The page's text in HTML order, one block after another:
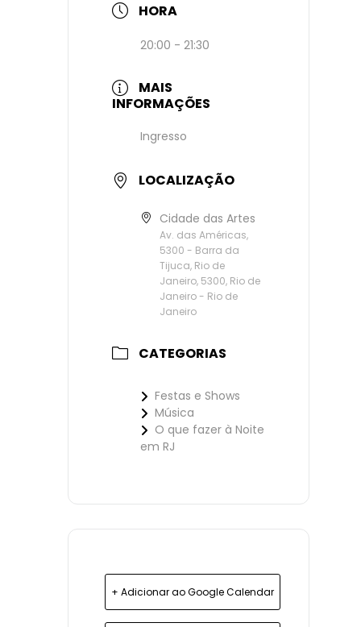
HORA
20:00 - 21:30
MAIS
INFORMAÇÕES
Ingresso
LOCALIZAÇÃO
Cidade das Artes
Av. das Américas,
5300 - Barra da
Tijuca, Rio de
Janeiro, 5300, Rio de
Janeiro - Rio de
Janeiro
CATEGORIAS
Festas e Shows
Música
O que fazer à Noite
em RJ
+ Adicionar ao Google Calendar